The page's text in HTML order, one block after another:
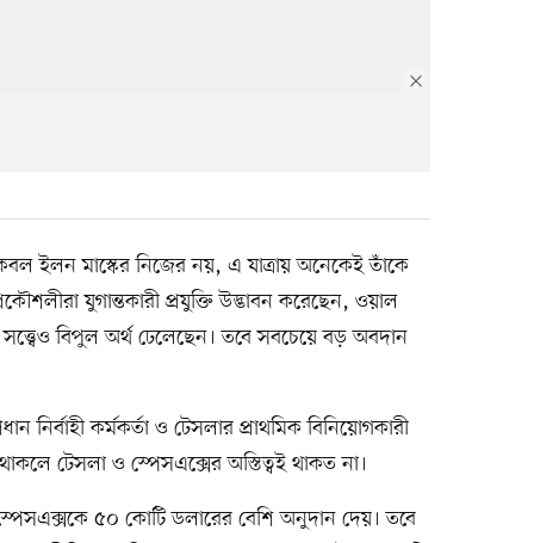
ইলন মাস্কের নিজের নয়, এ যাত্রায় অনেকেই তাঁকে
যুগান্তকারী প্রযুক্তি উদ্ভাবন করেছেন, ওয়াল
সত্ত্বেও বিপুল অর্থ ঢেলেছেন। তবে সবচেয়ে বড় অবদান
নির্বাহী কর্মকর্তা ও টেসলার প্রাথমিক বিনিয়োগকারী
টেসলা ও স্পেসএক্সের অস্তিত্বই থাকত না।
৫০ কোটি ডলারের বেশি অনুদান দেয়। তবে